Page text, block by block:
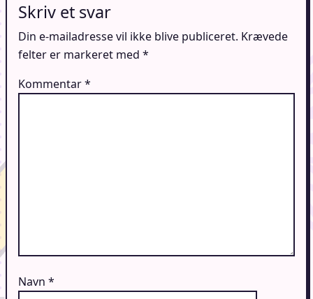
Skriv et svar
Din e-mailadresse vil ikke blive publiceret. Krævede
felter er markeret med *
Kommentar*
Navn *